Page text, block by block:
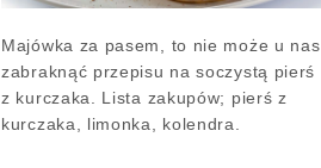
Majówka za pasem, to nie może u nas
zabraknąć przepisu na soczystą pierś
z kurczaka. Lista zakupów; pierś z
kurczaka, limonka, kolendra.